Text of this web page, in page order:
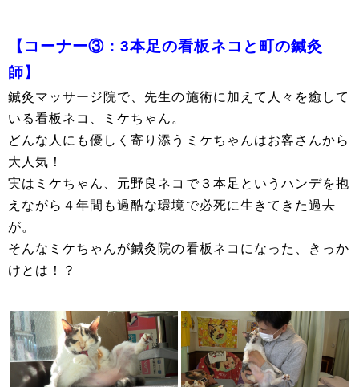
【コーナー③：3本足の看板ネコと町の鍼灸
師】
鍼灸マッサージ院で、先生の施術に加えて人々を癒して
いる看板ネコ、ミケちゃん。
どんな人にも優しく寄り添うミケちゃんはお客さんから
大人気！
実はミケちゃん、元野良ネコで３本足というハンデを抱
えながら４年間も過酷な環境で必死に生きてきた過去
が。
そんなミケちゃんが鍼灸院の看板ネコになった、きっか
けとは！？